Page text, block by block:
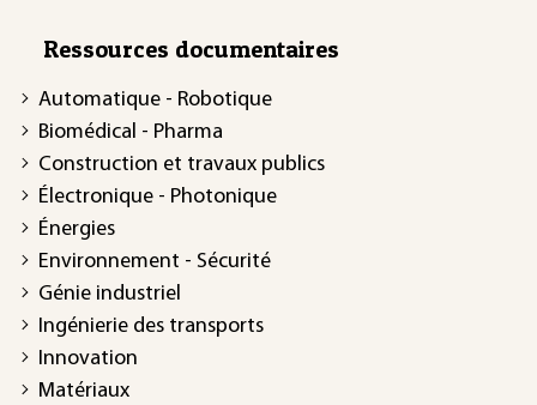
Ressources documentaires
Automatique - Robotique
Biomédical - Pharma
Construction et travaux publics
Électronique - Photonique
Énergies
Environnement - Sécurité
Génie industriel
Ingénierie des transports
Innovation
Matériaux